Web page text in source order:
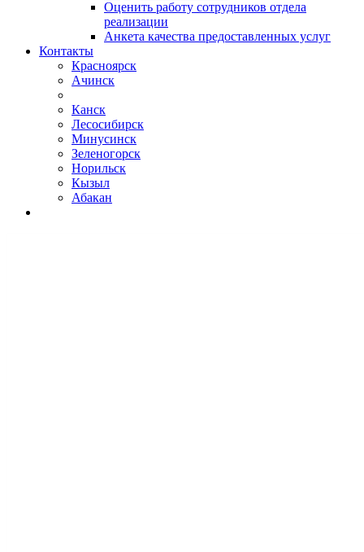
Оценить работу сотрудников отдела
реализации
Анкета качества предоставленных услуг
Контакты
Красноярск
Ачинск
Канск
Лесосибирск
Минусинск
Зеленогорск
Норильск
Кызыл
Абакан